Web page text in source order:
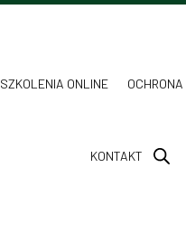
SZKOLENIA ONLINE
KONTAKT